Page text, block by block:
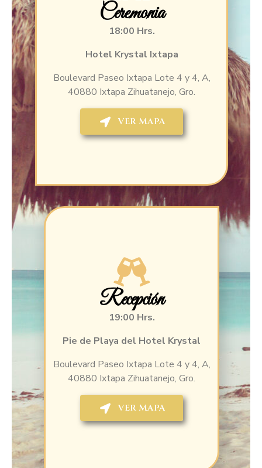
Ceremonia
18:00 Hrs.
Hotel Krystal Ixtapa
Boulevard Paseo Ixtapa Lote 4 y 4, A,
40880 Ixtapa Zihuatanejo, Gro.
VER MAPA
Recepción
19:00 Hrs.
Pie de Playa del Hotel Krystal
Boulevard Paseo Ixtapa Lote 4 y 4, A,
40880 Ixtapa Zihuatanejo, Gro.
VER MAPA